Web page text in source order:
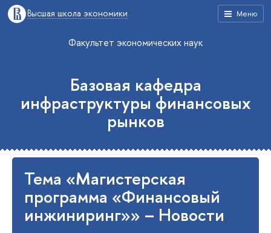
Меню
Высшая школа экономики
Факультет экономических наук
Базовая кафедра
инфраструктуры финансовых
рынков
Тема «Магистерская
программа «Финансовый
инжиниринг»» – Новости